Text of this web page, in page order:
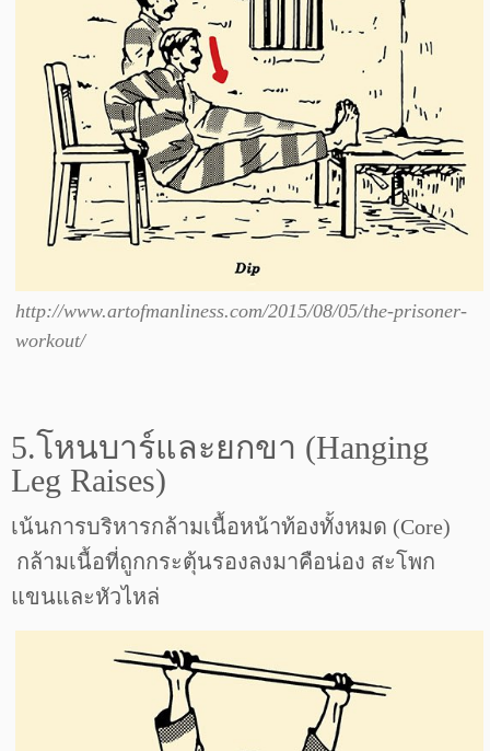
http://www.artofmanliness.com/2015/08/05/the-prisoner-
workout/
5.โหนบาร์และยกขา (Hanging
Leg Raises)
เน้นการบริหารกล้ามเนื้อหน้าท้องทั้งหมด (Core)
กล้ามเนื้อที่ถูกกระตุ้นรองลงมาคือน่อง สะโพก
แขนและหัวไหล่